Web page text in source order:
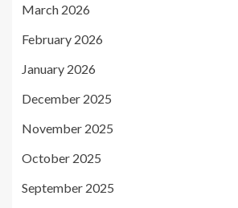
March 2026
February 2026
January 2026
December 2025
November 2025
October 2025
September 2025